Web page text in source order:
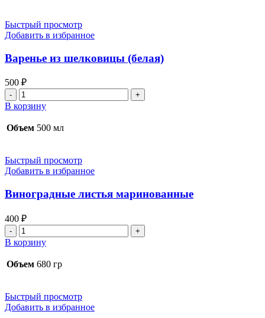
Быстрый просмотр
Добавить в избранное
Варенье из шелковицы (белая)
500 ₽
Количество
товара
Варенье
из
В корзину
Объем 500 мл
Быстрый просмотр
Добавить в избранное
Виноградные листья маринованные
400 ₽
Количество
товара
Виноградные
листья
маринованные
В корзину
Объем 680 гр
Быстрый просмотр
Добавить в избранное